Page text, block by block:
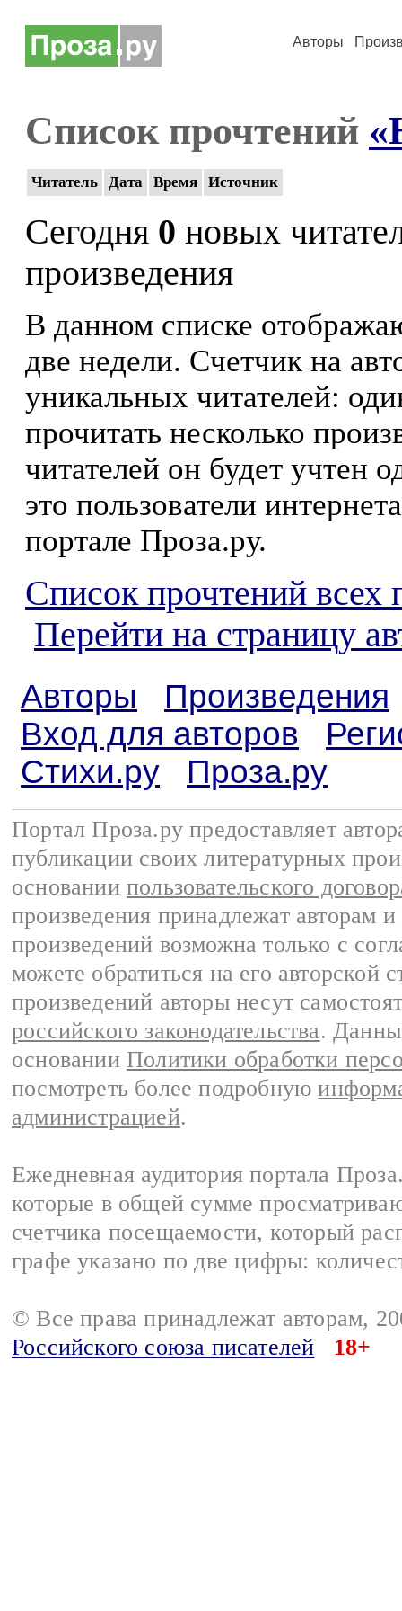
Авторы
Список прочтений
Читатель Дата Время Источник
Сегодня 0 новых
произведения
В данном списке
две недели. Счетчик на
уникальных читателей:
прочитать несколько
читателей он будет учтен
это пользователи
портале Проза.ру.
Список прочтений всех
Перейти на страницу
Авторы
Произведения
Вход для авторов
Стихи.ру
Проза.ру
Портал Проза.ру предоставляет
публикации своих литературных
основании пользовательского
произведения принадлежат авторам
произведений возможна только с
можете обратиться на его авторской
произведений авторы несут
российского законодательства.
основании Политики обработки
посмотреть более подробную
администрацией.
Ежедневная аудитория портала
которые в общей сумме
счетчика посещаемости, который
графе указано по две цифры:
© Все права принадлежат авторам,
Российского союза писателей
18+